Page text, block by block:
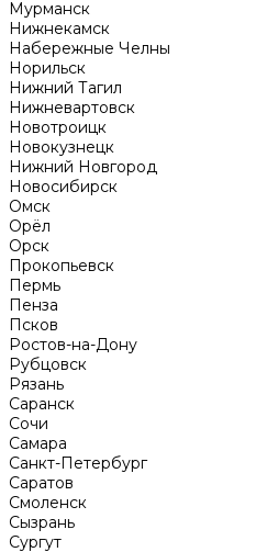
Мурманск
Нижнекамск
Набережные Челны
Норильск
Нижний Тагил
Нижневартовск
Новотроицк
Новокузнецк
Нижний Новгород
Новосибирск
Омск
Орёл
Орск
Прокопьевск
Пермь
Пенза
Псков
Ростов-на-Дону
Рубцовск
Рязань
Саранск
Сочи
Самара
Санкт-Петербург
Саратов
Смоленск
Сызрань
Сургут